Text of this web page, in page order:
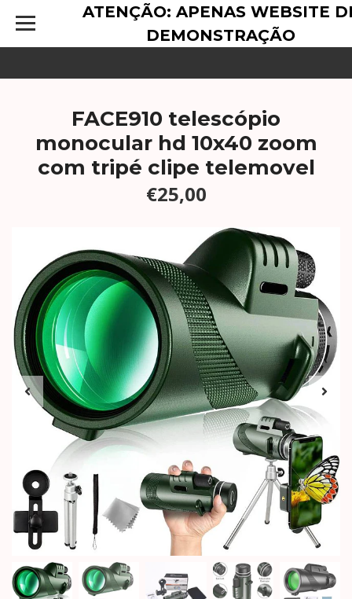
ATENÇÃO: APENAS WEBSITE
DEMONSTRAÇÃO
FACE910 telescópio
monocular hd 10x40 zoom
com tripé clipe telemovel
€25,00